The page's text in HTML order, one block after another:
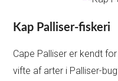
Kap Palliser-fiskeri
Cape Palliser er kendt
vifte af arter i Palliser-